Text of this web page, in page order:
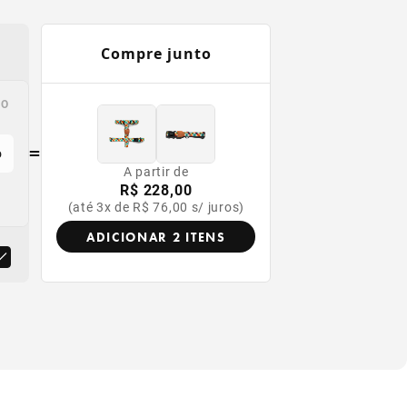
=
Compre junto
A partir de
R$ 228,00
(até 3x de R$ 76,00 s/ juros)
ADICIONAR 2 ITENS